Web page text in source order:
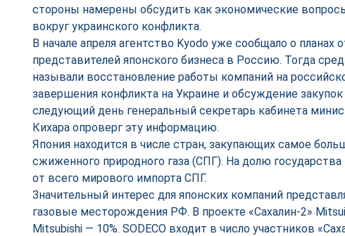
стороны намерены обсудить как экономические
вокруг украинского конфликта.
В начале апреля агентство Kyodo уже сообщало о планах
представителей японского бизнеса в Россию. Тогда
называли восстановление работы компаний на
завершения конфликта на Украине и обсуждение
следующий день генеральный секретарь кабинета
Кихара опроверг эту информацию.
Япония находится в числе стран, закупающих самое
сжиженного природного газа (СПГ). На долю государства
от всего мирового импорта СПГ.
Значительный интерес для японских компаний
газовые месторождения РФ. В проекте «Сахалин-2»
Mitsubishi — 10%. SODECO входит в число участников